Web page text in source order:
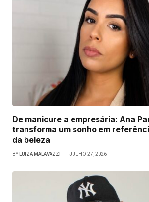
De manicure a empresária: Ana
transforma um sonho em
da beleza
BY LUIZA MALAVAZZI JULHO 27, 2026